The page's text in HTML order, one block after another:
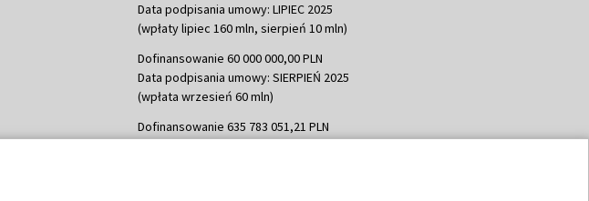
Data podpisania umowy: LIPIEC 2025
(wpłaty lipiec 160 mln, sierpień 10 mln)
Dofinansowanie 60 000 000,00 PLN
Data podpisania umowy: SIERPIEŃ 2025
(wpłata wrzesień 60 mln)
Dofinansowanie 635 783 051,21 PLN